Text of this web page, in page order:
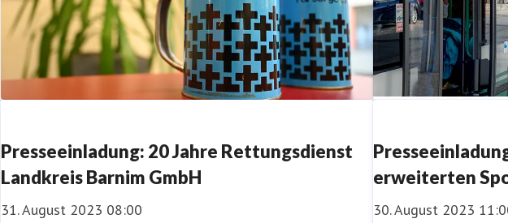
Presseeinladung: 20 Jahre Rettungsdienst
Landkreis Barnim GmbH
31. August 2023 08:00
erweiterten
30. August 2023